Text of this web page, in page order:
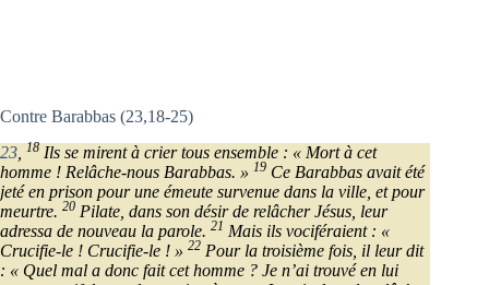
Contre Barabbas (23,18-25)
23 18 Ils se mirent à crier tous ensemble : « Mort à cet
homme ! Relâche-nous Barabbas. » 19 Ce Barabbas avait été
jeté en prison pour une émeute survenue dans la ville, et pour
meurtre. 20 Pilate, dans son désir de relâcher Jésus, leur
adressa de nouveau la parole. 21 Mais ils vociféraient : «
Crucifie-le ! Crucifie-le ! » 22 Pour la troisième fois, il leur dit
: « Quel mal a donc fait cet homme ? Je n’ai trouvé en lui